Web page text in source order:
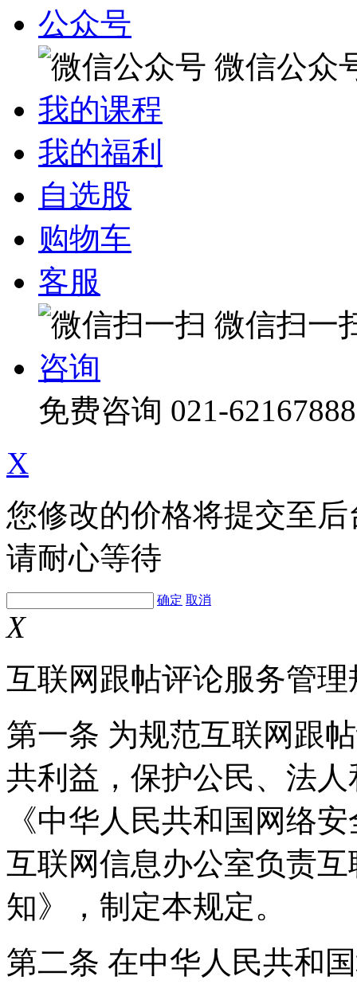
公众号
微信公众
我的课程
我的福利
自选股
购物车
客服
微信扫一
咨询
免费咨询 021-62167888
X
您修改的价格将提交至
请耐心等待
确定 取消
X
互联网跟帖评论服务管理
第一条 为规范互联网跟
共利益，保护公民、法
《中华人民共和国网络
互联网信息办公室负责
知》，制定本规定。
第二条 在中华人民共和